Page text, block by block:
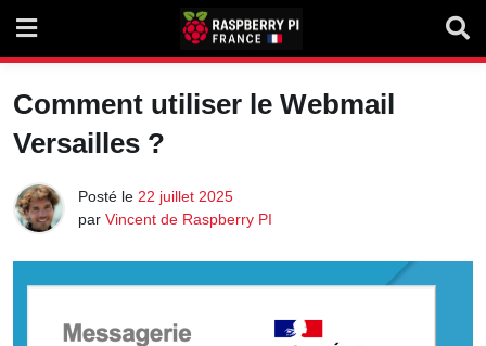
content
Comment utiliser le Webmail
Versailles ?
Posté le 22 juillet 2025
par Vincent de Raspberry PI